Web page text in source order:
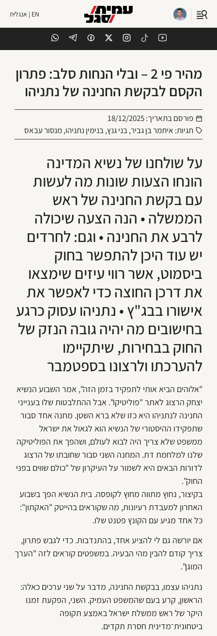
EN | אנגלית
מהיר פי 2 – ובלי הנחות סלב: פתרון
הקסם לבקשת החנינה של נתניהו
פורסם בתאריך:18/12/2025
תגיות: איתמר בן גביר,בני גנץ,בנימין נתניהו,מנסור עבאס
על שולחנו של נשיא המדינה
הונחו הצעות שונות מה לעשות
עם בקשת החנינה של ראש
הממשלה • הנה הצעה שיכולה
לרבע את החנינה • וגם: לחרדים
יש עוד היכן להתפשר בחוק
ביסמוט, אשר רווי עיזים שימצאו
את דרכן החוצה כדי לאפשר את
אישורו בבג"ץ • נתניהו עסוק כרגע
בחישובים מה יהיה גובה הנזק של
החוק בבחירות, שיתקיימו
להערכתו ולרצונו בספטמבר
"אלוהים הביא אותי לתפקיד בזמן הזה", אמר השבוע הנשיא
יצחק הרצוג לאתר "פוליטיקו". אבל ההתלבטות שלו בענייני
החנינה לנתניהו היא כזו שלא ברא השטן. מחנה אחד סבור
שתפקידו ההיסטורי של הנשיא הוא לגאול את ישראל
ממשפט שלא צריך היה לבוא לעולם, ושהפך את הפוליטיקה
שלנו למלחמת דת. המחנה השני סבור שחובתו של הרצוג
לדורות הבאים היא לשמור על העיקרון של "כולם שווים בפני
החוק".
בקיצור, נחוץ מתווה מחוץ לקופסה. בית הנשיא הפך בשבוע
האחרון למעבדת רעיונות, מה שקוראים בהייטק "האקתון":
כל אחד מגיע עם הקונץ פטנט שלו.
אם יורשה גם לי להציע אחד, בהתנדבות. כדי לגבש פתרון,
צריך קודם להבין מהי הבעיה. במשפטים קוראים לזה "הערך
המוגן".
נתניהו עצמו, בבקשת החנינה, מדבר על שני ערכים כאלה:
הראשון, קרע בעם שהמשפט העמיק. השני, הפקעת זמנו
היקר של ראש ממשלת ישראל באמצע תקופה
ביטחונית־מדינית חסרת תקדים.